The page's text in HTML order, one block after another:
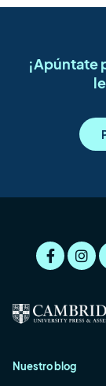
¡Apúntate
Nuestro blog